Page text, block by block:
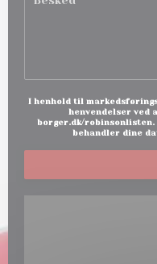
I henhold til
henvendelser ved
borger.dk/robinsonlisten.
behandler dine